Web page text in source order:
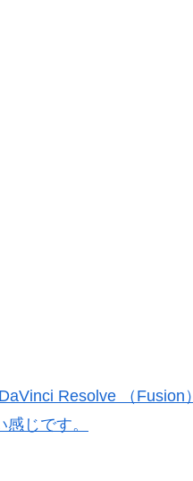
Resolve （Fusion）
じです。